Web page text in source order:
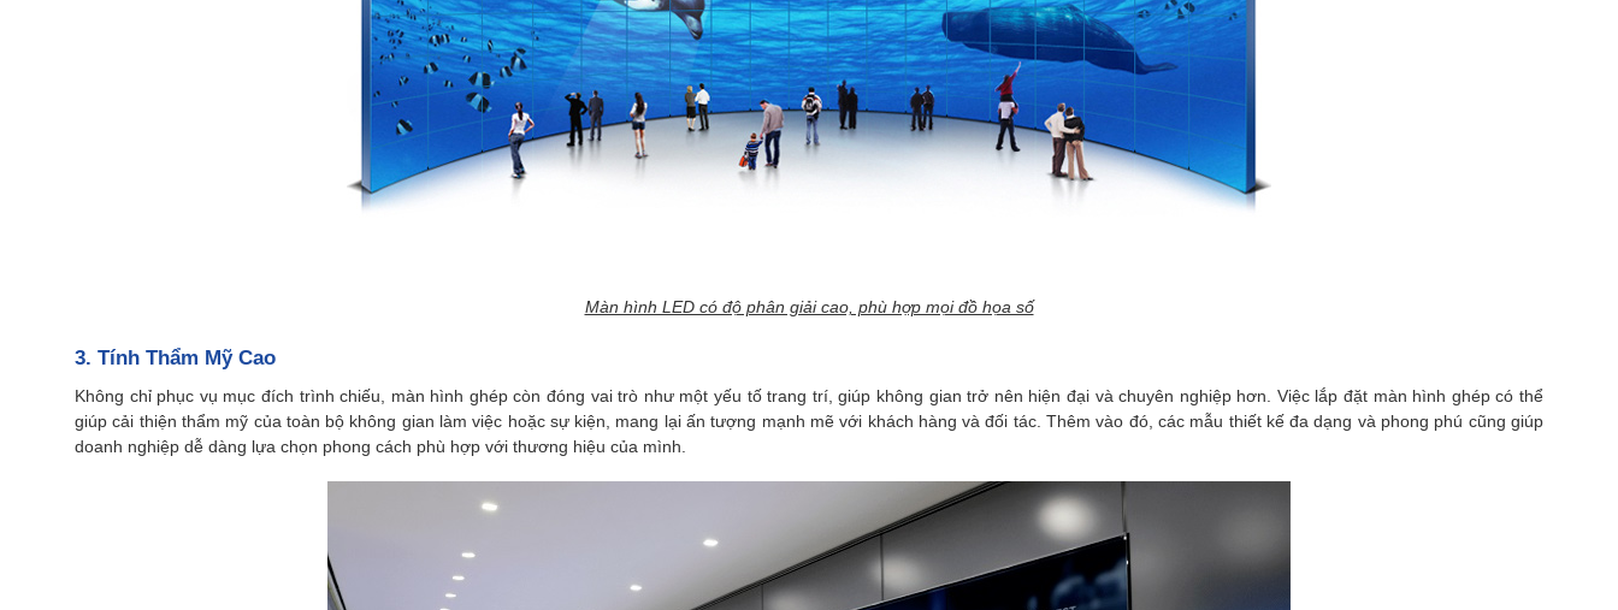
Màn hình LED có độ phân giải cao, phù hợp mọi đồ họa số
3. Tính Thẩm Mỹ Cao
Không chỉ phục vụ mục đích trình chiếu, màn hình ghép còn đóng vai trò như một yếu tố trang trí, giúp không gian trở nên hiện đại và chuyên nghiệp hơn. Việc lắp đặt màn hình ghép có thể
giúp cải thiện thẩm mỹ của toàn bộ không gian làm việc hoặc sự kiện, mang lại ấn tượng mạnh mẽ với khách hàng và đối tác. Thêm vào đó, các mẫu thiết kế đa dạng và phong phú cũng giúp
doanh nghiệp dễ dàng lựa chọn phong cách phù hợp với thương hiệu của mình.